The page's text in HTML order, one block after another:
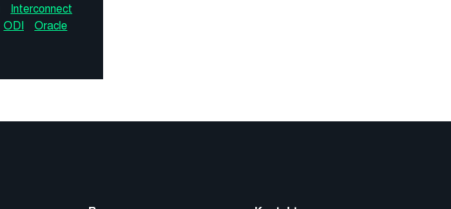
Interconnect
ODI
Oracle